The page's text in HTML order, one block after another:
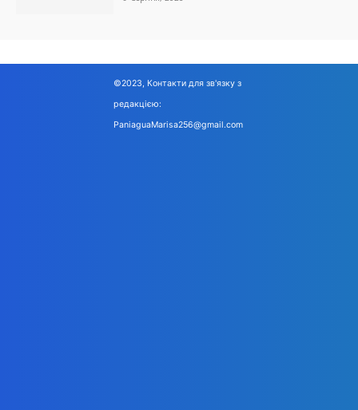
©2023, Контакти для зв'язку з
редакцією:
PaniaguaMarisa256@gmail.com